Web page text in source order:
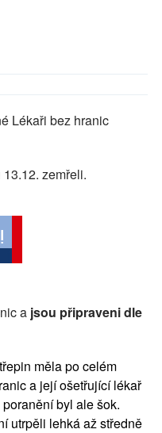
Lékaři bez hranic
zemřeli.
a jsou připraveni dle
měla po celém
a její ošetřující lékař
byl ale šok.
utrpěli lehká až středně